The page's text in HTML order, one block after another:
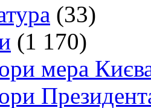
(33)
(1 170)
мера